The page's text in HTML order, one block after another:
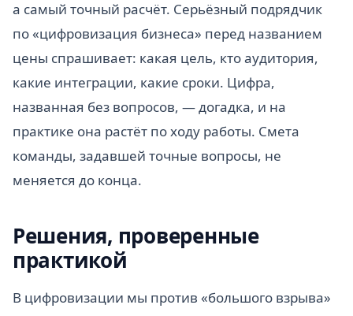
а самый точный расчёт. Серьёзный подрядчик
по «цифровизация бизнеса» перед названием
цены спрашивает: какая цель, кто аудитория,
какие интеграции, какие сроки. Цифра,
названная без вопросов, — догадка, и на
практике она растёт по ходу работы. Смета
команды, задавшей точные вопросы, не
меняется до конца.
Решения, проверенные
практикой
В цифровизации мы против «большого взрыва»